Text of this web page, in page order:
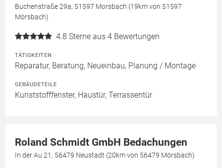
Buchenstraße 29a, 51597 Morsbach (19km von 51597
Mörsbach)
4.8 Sterne aus 4 Bewertungen
TÄTIGKEITEN
Reparatur, Beratung, Neueinbau, Planung / Montage
GEBÄUDETEILE
Kunststofffenster, Haustür, Terrassentür
Roland Schmidt GmbH Bedachungen
In der Au 21, 56479 Neustadt (20km von 56479 Mörsbach)